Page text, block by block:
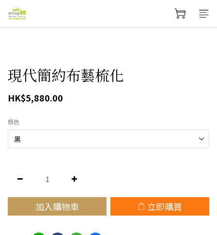
現代簡約布藝梳化
HK$5,880.00
顏色
加入購物車 立即購買